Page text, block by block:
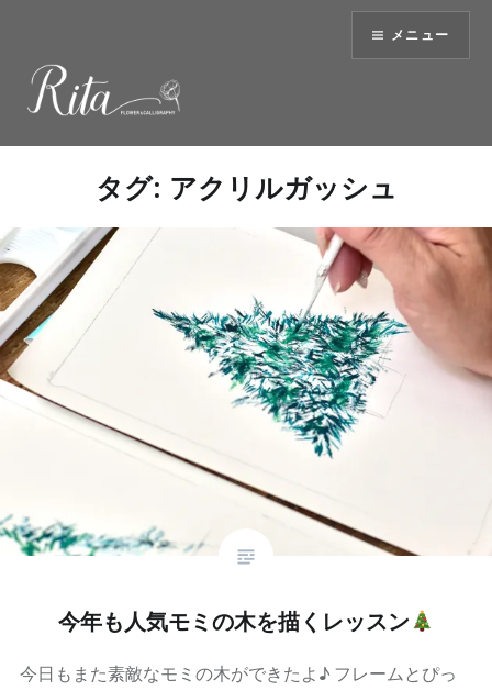
へ
ッ
プ
メニュー
タグ: アクリルガッシュ
今年も人気モミの木を描くレッスン
今日もまた素敵なモミの木ができたよ♪ フレームとぴっ